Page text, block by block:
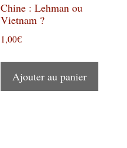
Chine : Lehman ou
Vietnam ?
1,00€
Ajouter au panier